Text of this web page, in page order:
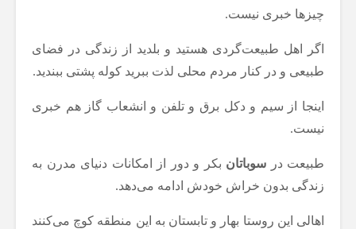
چیزها خبری نیست.
اگر اهل طبیعت‌گردی هستید و بلدید از زندگی در فضای
طبیعی و در کنار مردم محلی لذت ببرید کوله پشتی ببندید.
اینجا از سیم و دکل برق و تلفن و انشعاب گاز هم خبری
نیست.
طبیعت در سوباتان بکر و دور از امکانات دنیای مدرن به
زندگی بدون خراش خودش ادامه می‌دهد.
اهالی این روستا بهار و تابستان به این منطقه کوچ می‌کنند